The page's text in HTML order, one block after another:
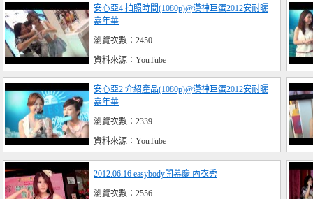
安心亞4 拍照時間(1080p)@漢神巨蛋2012安耐曬
嘉年華
瀏覽次數：2450
資料來源：YouTube
安心亞2 介紹產品(1080p)@漢神巨蛋2012安耐曬
嘉年華
瀏覽次數：2339
資料來源：YouTube
2012.06.16 easybody開幕慶 內衣秀
瀏覽次數：2556